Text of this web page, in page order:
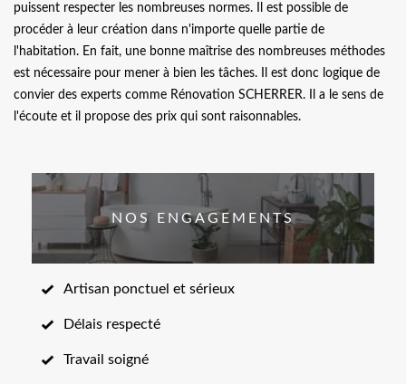
puissent respecter les nombreuses normes. Il est possible de
procéder à leur création dans n'importe quelle partie de
l'habitation. En fait, une bonne maîtrise des nombreuses méthodes
est nécessaire pour mener à bien les tâches. Il est donc logique de
convier des experts comme Rénovation SCHERRER. Il a le sens de
l'écoute et il propose des prix qui sont raisonnables.
NOS ENGAGEMENTS
Artisan ponctuel et sérieux
Délais respecté
Travail soigné